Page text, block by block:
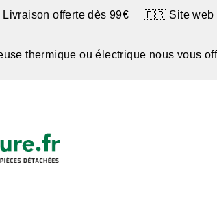
Livraison offerte dès 99€ 🇫🇷 Site
thermique ou électrique nous vous